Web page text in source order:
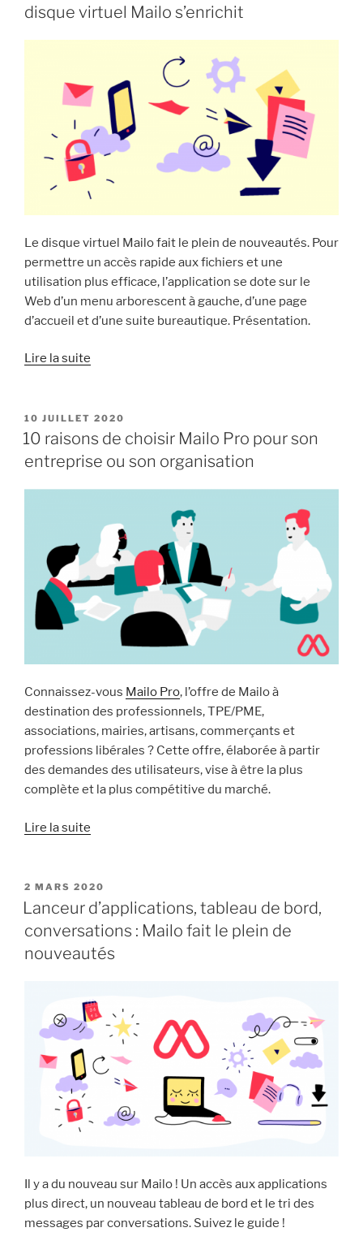
disque virtuel Mailo s’enrichit
Le disque virtuel Mailo fait le plein de nouveautés. Pour
permettre un accès rapide aux fichiers et une
utilisation plus efficace, l’application se dote sur le
Web d’un menu arborescent à gauche, d’une page
d’accueil et d’une suite bureautique. Présentation.
Lire la suite
suite
bureautique :
le
virtuel
s’enrichit »
PUBLIÉ
LE
10 JUILLET 2020
10 raisons de choisir Mailo Pro pour son
entreprise ou son organisation
Connaissez-vous Mailo Pro, l’offre de Mailo à
destination des professionnels, TPE/PME,
associations, mairies, artisans, commerçants et
professions libérales ? Cette offre, élaborée à partir
des demandes des utilisateurs, vise à être la plus
complète et la plus compétitive du marché.
Lire la suite
choisir
Mailo
Pro
pour
son
ou
son
organisation »
PUBLIÉ
LE
2 MARS 2020
Lanceur d’applications, tableau de bord,
conversations : Mailo fait le plein de
nouveautés
Il y a du nouveau sur Mailo ! Un accès aux applications
plus direct, un nouveau tableau de bord et le tri des
messages par conversations. Suivez le guide !